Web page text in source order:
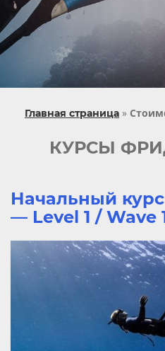
Главная страница »
КУРСЫ
Начальный
— Level 1 / Wave